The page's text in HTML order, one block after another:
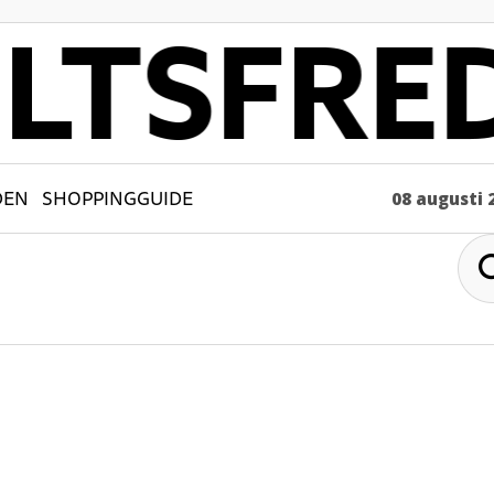
SHOPPINGGUIDE 08 augusti